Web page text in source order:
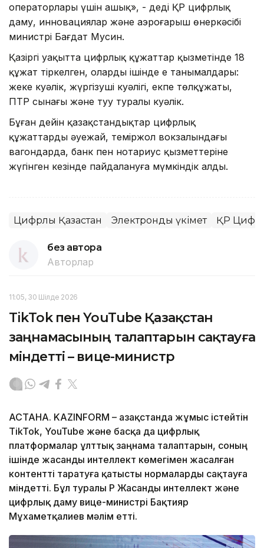
операторлары үшін ашық», - деді ҚР цифрлық
даму, инновациялар және аэроғарыш өнеркәсібі
министрі Бағдат Мусин.
Қазіргі уақытта цифрлық құжаттар қызметінде 18
құжат тіркелген, олардың ішінде ең танымалдары:
жеке куәлік, жүргізуші куәлігі, екпе төлқұжаты,
ПТР сынағы және туу туралы куәлік.
Бұған дейін қазақстандықтар цифрлық
құжаттарды әуежай, теміржол вокзалындағы
вагондарда, банк пен нотариус қызметтеріне
жүгінген кезінде пайдалануға мүмкіндік алды.
Цифрлық Қазақстан Электронды үкімет ҚР
без автора
Авторлар
11:05, 30 Шілде 2026
TikTok пен YouTube Қазақстан
заңнамасының талаптарын сақтауға
міндетті – вице-министр
АСТАНА. KAZINFORM – Қазақстанда жұмыс істейтін
TikTok, YouTube және басқа да цифрлық
платформалар ұлттық заңнама талаптарын, соның
ішінде жасанды интеллект көмегімен жасалған
контентті таратуға қатысты нормаларды сақтауға
міндетті. Бұл туралы ҚР Жасанды интеллект және
цифрлық даму вице-министрі Бақтияр
Мұхаметқалиев мәлім етті.